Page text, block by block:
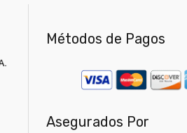
Métodos de Pagos
Asegurados Por